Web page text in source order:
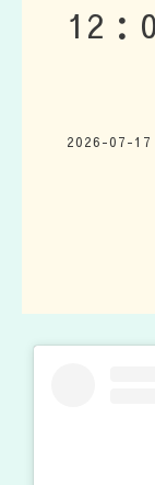
12：
2026-07-